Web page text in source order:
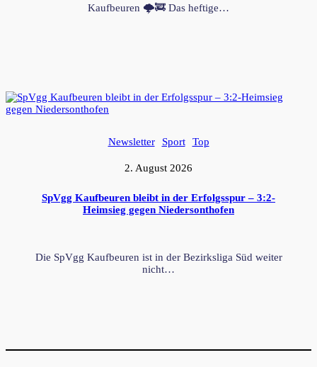
Kaufbeuren 🌩️🚒 Das heftige…
Newsletter Sport Top
2. August 2026
SpVgg Kaufbeuren bleibt in der Erfolgsspur – 3:2-
Heimsieg gegen Niedersonthofen
Die SpVgg Kaufbeuren ist in der Bezirksliga Süd weiter
nicht…